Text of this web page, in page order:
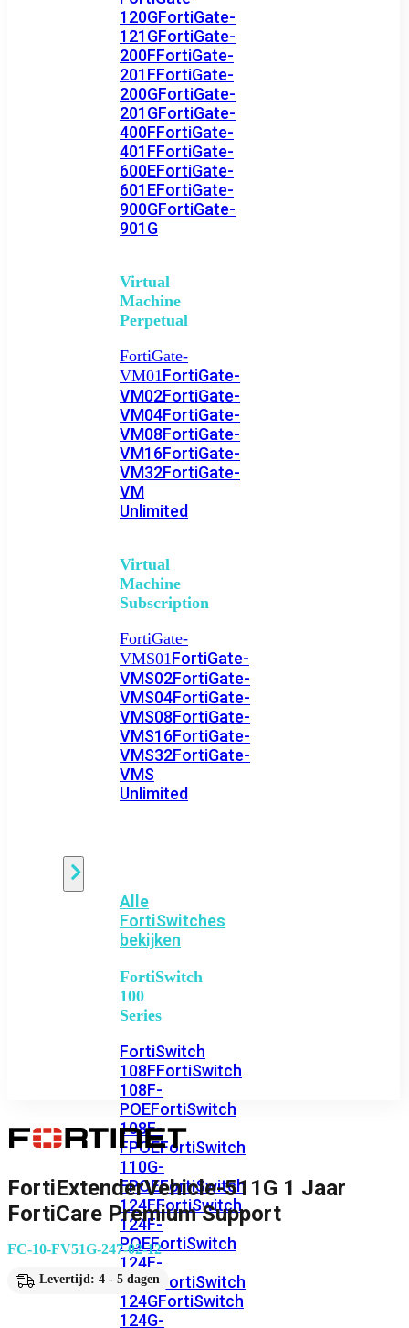
120GFortiGate-
121GFortiGate-
200FFortiGate-
201FFortiGate-
200GFortiGate-
201GFortiGate-
400FFortiGate-
401FFortiGate-
600EFortiGate-
601EFortiGate-
900GFortiGate-
901G
Virtual
Machine
Perpetual
FortiGate-
VM01FortiGate-
VM02FortiGate-
VM04FortiGate-
VM08FortiGate-
VM16FortiGate-
VM32FortiGate-
VM
Unlimited
Virtual
Machine
Subscription
FortiGate-
VMS01FortiGate-
VMS02FortiGate-
VMS04FortiGate-
VMS08FortiGate-
VMS16FortiGate-
VMS32FortiGate-
VMS
Unlimited
Alle
FortiSwitches
bekijken
FortiSwitch
100
Series
FortiSwitch
108FFortiSwitch
108F-
POEFortiSwitch
108F-
FPOEFortiSwitch
110G-
FPOEFortiSwitch
124FFortiSwitch
124F-
POEFortiSwitch
124F-
FPOE FortiSwitch
124GFortiSwitch
124G-
FortiExtenderVehicle-511G 1 Jaar
FortiCare Premium Support
FC-10-FV51G-247-02-12
Levertijd: 4 - 5 dagen